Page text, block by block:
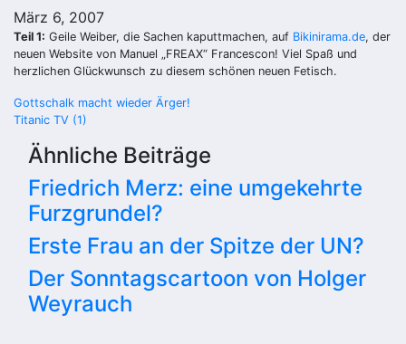
März 6, 2007
Teil 1: Geile Weiber, die Sachen kaputtmachen, auf Bikinirama.de, der
neuen Website von Manuel „FREAX“ Francescon! Viel Spaß und
herzlichen Glückwunsch zu diesem schönen neuen Fetisch.
Beitragsnavigation
Gottschalk macht wieder Ärger!
Titanic TV (1)
Ähnliche Beiträge
Friedrich Merz: eine umgekehrte
Furzgrundel?
Erste Frau an der Spitze der UN?
Der Sonntagscartoon von Holger
Weyrauch